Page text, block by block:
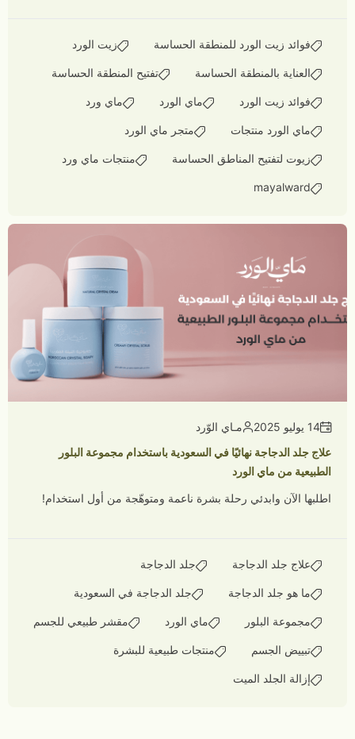
فوائد زيت الورد للمنطقة الحساسة زيت الورد
العناية بالمنطقة الحساسة تفتيح المنطقة الحساسة
فوائد زيت الورد ماي الورد ماي ورد
ماي الورد منتجات متجر ماي الورد
زيوت لتفتيح المناطق الحساسة منتجات ماي ورد
mayalward
14 يوليو 2025
مـاي الوّرد
علاج جلد الدجاجة نهائيًا في السعودية باستخدام مجموعة البلور
الطبيعية من ماي الورد
اطلبها الآن وابدئي رحلة بشرة ناعمة ومتوهّجة من أول استخدام!
علاج جلد الدجاجة جلد الدجاجة
ما هو جلد الدجاجة جلد الدجاجة في السعودية
مجموعة البلور ماي الورد مقشر طبيعي للجسم
تبييض الجسم منتجات طبيعية للبشرة
إزالة الجلد الميت